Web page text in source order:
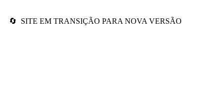
🔄 SITE EM TRANSIÇÃO PARA NOVA VERSÃO